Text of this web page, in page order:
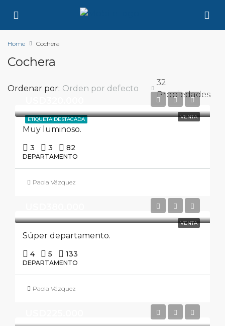
Home Cochera
Cochera
32
Propiedades
Ordenar por: Orden por defecto
ETIQUETA DESTACADA VENTA
Muy luminoso.
3 3 82
DEPARTAMENTO
Paola Vázquez
VENTA
Súper departamento.
4 5 133
DEPARTAMENTO
Paola Vázquez